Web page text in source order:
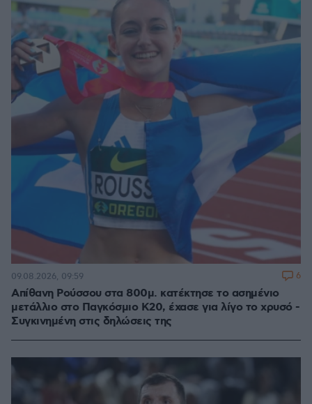
Απίθανη Ρούσσου στα 800μ. κατέκτησε το ασημένιο
μετάλλιο στο Παγκόσμιο Κ20, έχασε για λίγο το χρυσό -
Συγκινημένη στις δηλώσεις της
09.08.2026, 09:59 6